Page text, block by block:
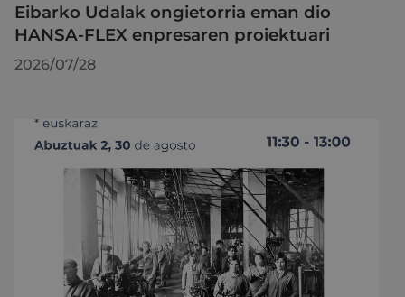
Eibarko Udalak ongietorria eman dio
HANSA-FLEX enpresaren proiektuari
2026/07/28